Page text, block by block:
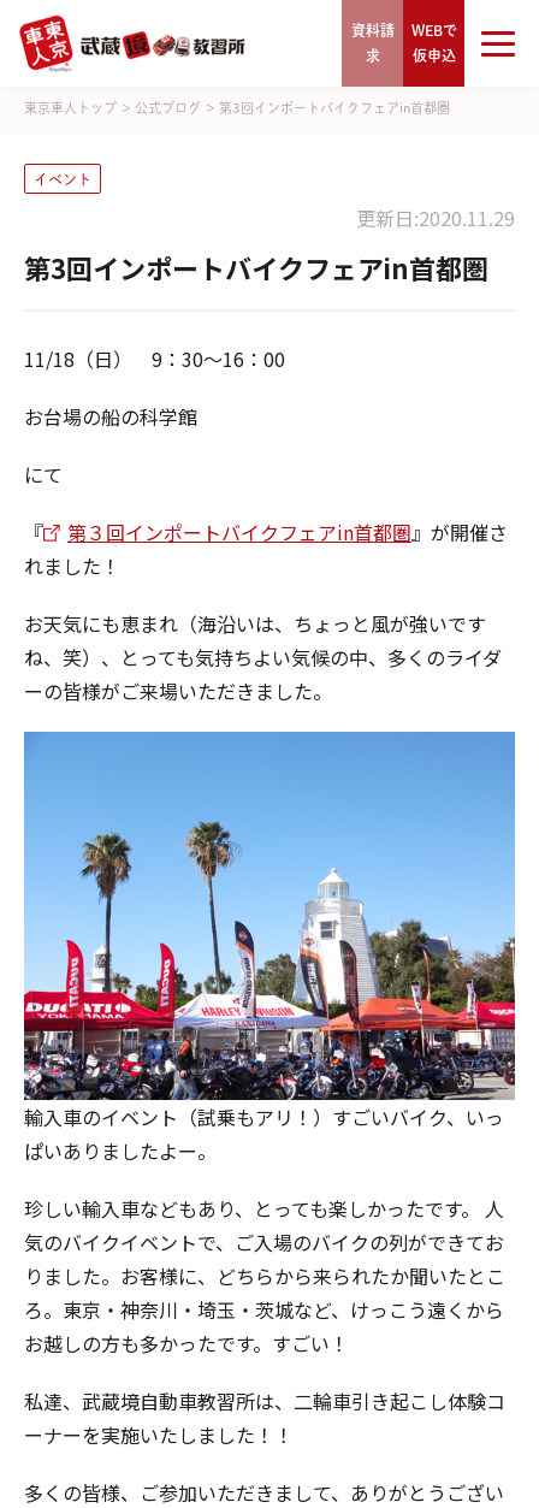
資料請
求
WEBで
仮申込
東京車人トップ > 公式ブログ > 第3回インポートバイクフェアin首都圏
イベント
更新日:2020.11.29
第3回インポートバイクフェアin首都圏
11/18（日） 9：30～16：00
お台場の船の科学館
にて
『
第３回インポートバイクフェアin首都圏』が開催さ
れました！
お天気にも恵まれ（海沿いは、ちょっと風が強いです
ね、笑）、とっても気持ちよい気候の中、多くのライダ
ーの皆様がご来場いただきました。
輸入車のイベント（試乗もアリ！）すごいバイク、いっ
ぱいありましたよー。
珍しい輸入車などもあり、とっても楽しかったです。 人
気のバイクイベントで、ご入場のバイクの列ができてお
りました。お客様に、どちらから来られたか聞いたとこ
ろ。東京・神奈川・埼玉・茨城など、けっこう遠くから
お越しの方も多かったです。すごい！
私達、武蔵境自動車教習所は、二輪車引き起こし体験コ
ーナーを実施いたしました！！
多くの皆様、ご参加いただきまして、ありがとうござい